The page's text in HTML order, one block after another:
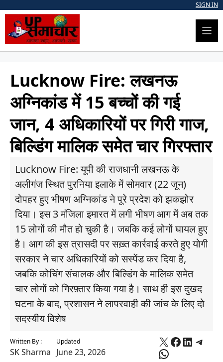
content
SIGN IN
Lucknow Fire: लखनऊ
अग्निकांड में 15 बच्चों की गई
जान, 4 अधिकारियों पर गिरी गाज,
बिल्डिंग मालिक समेत चार गिरफ्तार
Lucknow Fire: यूपी की राजधानी लखनऊ के
अलीगंज स्थित पुरनिया इलाके में सोमवार (22 जून)
दोपहर हुए भीषण अग्निकांड ने पूरे प्रदेश को झकझोर
दिया। इस 3 मंजिला इमारत में लगी भीषण आग में अब तक
15 लोगों की मौत हो चुकी है। जबकि कई लोगों घायल हुए
है। आग की इस त्रासदी पर सख़्त कार्रवाई करते हुए योगी
सरकार ने चार अधिकारियों को सस्पेंड कर दिया है,
जबकि कोचिंग संचालक और बिल्डिंग के मालिक समेत
चार लोगों को गिरफ़्तार किया गया है। साथ ही इस दुखद
घटना के बाद, प्रशासन ने लापरवाही की जांच के लिए दो
सदस्यीय विशेष
Written By :
SK Sharma
Updated
June 23, 2026
X Facebook
WhatsApp